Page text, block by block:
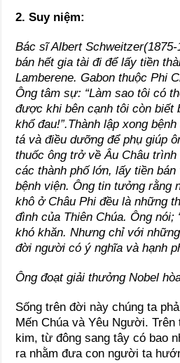
2. Suy niệm:
Bác sĩ Albert
bán hết gia tài đi để lấy tiền
Lamberene. Gabon thuộc Phi
Ông tâm sự: “Làm sao tôi có
được khi bên cạnh tôi còn biết
khổ đau!”.Thành lập xong
tá và điều dưỡng để phụ giúp
thuốc ông trở về Âu Châu
các thành phố lớn, lấy tiền
bệnh viện. Ông tin tưởng rằng
khô ở Châu Phi đều là những
đình của Thiên Chúa. Ông nói;
khó khăn. Nhưng chỉ với
đời người có ý nghĩa và hạnh
Ông đoạt giải thưởng Nobel
Sống trên đời này chúng ta
Mến Chúa và Yêu Người.
kim, từ đông sang tây có bao
ra nhằm đưa con người ta